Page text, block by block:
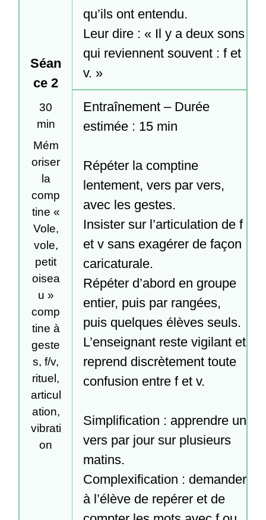
Séan
ce 2
30
min
Mém
oriser
la
comp
tine «
Vole,
vole,
petit
oisea
u »
comp
tine à
geste
s, f/v,
rituel,
articul
ation,
vibrati
on
qu’ils ont entendu.
Leur dire : « Il y a deux sons
qui reviennent souvent : f et
v. »
Entraînement – Durée
estimée : 15 min
Répéter la comptine
lentement, vers par vers,
avec les gestes.
Insister sur l’articulation de f
et v sans exagérer de façon
caricaturale.
Répéter d’abord en groupe
entier, puis par rangées,
puis quelques élèves seuls.
L’enseignant reste vigilant et
reprend discrètement toute
confusion entre f et v.
Simplification : apprendre un
vers par jour sur plusieurs
matins.
Complexification : demander
à l’élève de repérer et de